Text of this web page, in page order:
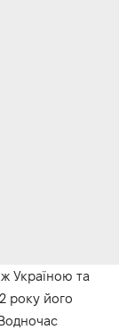
Україною та
року його